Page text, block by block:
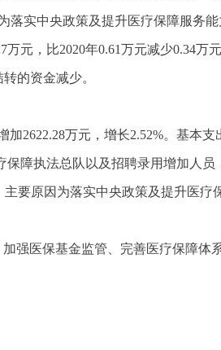
落实中央政策及提升医疗保障服务
元，比2020年0.61万元减少0.34
的资金减少。
加2622.28万元，增长2.52%。基本
保障执法总队以及招聘录用增加人
主要原因为落实中央政策及提升医疗
强医保基金监管、完善医疗保障